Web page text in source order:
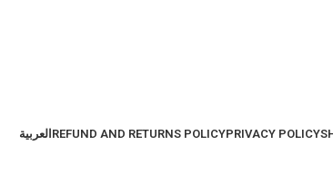
PRIVACY POLICY
REFUND AND RETURNS POLICY العربية